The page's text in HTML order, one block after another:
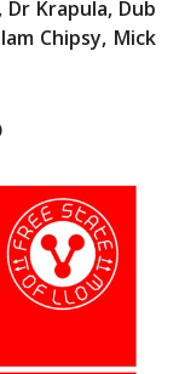
Krapula, Dub
Chipsy, Mick